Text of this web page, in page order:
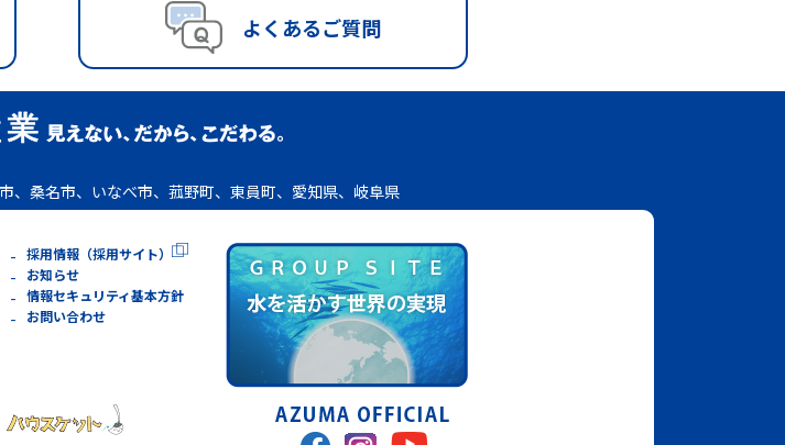
よくあるご質問
、桑名市、いなべ市、菰野町、東員町、愛知県、岐阜県
採用情報（採用サイト）
お知らせ
情報セキュリティ基本方針
お問い合わせ